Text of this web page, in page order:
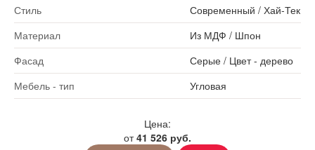
Стиль Современный / Хай-Тек
Материал
Из МДФ / Шпон
Фасад
Серые/ Цвет - дерево
Мебель - тип
Угловая
Цена:
от41 526 руб.